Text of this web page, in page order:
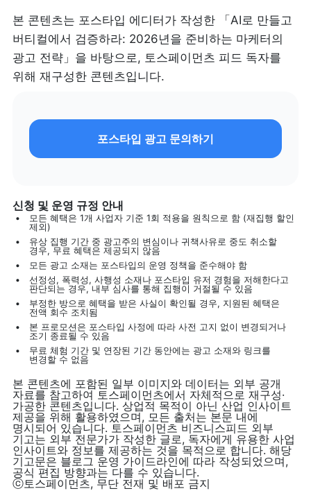
본 콘텐츠는 포스타입 에디터가 작성한 「AI로 만들고
버티컬에서 검증하라: 2026년을 준비하는 마케터의
광고 전략」을 바탕으로, 토스페이먼츠 피드 독자를
위해 재구성한 콘텐츠입니다.
포스타입 광고 문의하기
신청 및 운영 규정 안내
모든 혜택은 1개 사업자 기준 1회 적용을 원칙으로 함 (재집행 할인
제외)
유상 집행 기간 중 광고주의 변심이나 귀책사유로 중도 취소할
경우, 무료 혜택은 제공되지 않음
모든 광고 소재는 포스타입의 운영 정책을 준수해야 함
선정성, 폭력성, 사행성 소재나 포스타입 유저 경험을 저해한다고
판단되는 경우, 내부 심사를 통해 집행이 거절될 수 있음
부정한 방으로 혜택을 받은 사실이 확인될 경우, 지원된 혜택은
전액 회수 조치됨
본 프로모션은 포스타입 사정에 따라 사전 고지 없이 변경되거나
조기 종료될 수 있음
무료 체험 기간 및 연장된 기간 동안에는 광고 소재와 링크를
변경할 수 없음
본 콘텐츠에 포함된 일부 이미지와 데이터는 외부 공개
자료를 참고하여 토스페이먼츠에서 자체적으로 재구성·
가공한 콘텐츠입니다. 상업적 목적이 아닌 산업 인사이트
제공을 위해 활용하였으며, 모든 출처는 본문 내에
명시되어 있습니다. 토스페이먼츠 비즈니스피드 외부
기고는 외부 전문가가 작성한 글로, 독자에게 유용한 사업
인사이트와 정보를 제공하는 것을 목적으로 합니다. 해당
기고문은 블로그 운영 가이드라인에 따라 작성되었으며,
공식 편집 방향과는 다를 수 있습니다.
ⓒ토스페이먼츠, 무단 전재 및 배포 금지